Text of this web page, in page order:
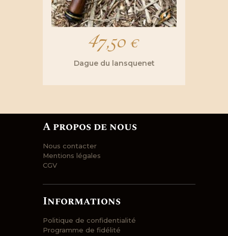
47,50€
Dague du lansquenet
A propos de nous
Nous contacter
Mentions légales
CGV
Informations
Politique de confidentialité
Programme de fidélité